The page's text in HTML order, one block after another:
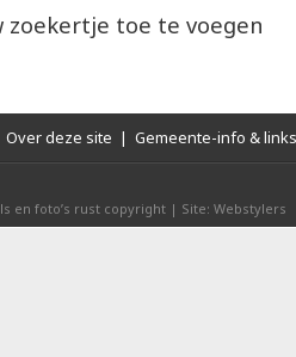
zoekertje toe te voegen
Over deze site | Gemeente-info & links
en foto’s rust copyright | Site: Webstylers